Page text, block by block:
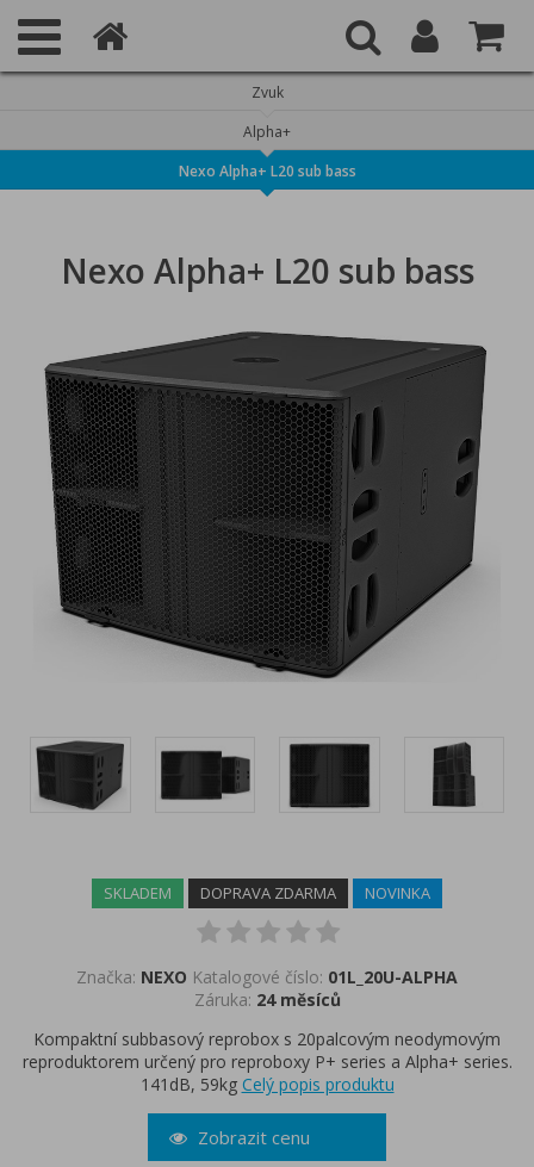
Zvuk
Alpha+
Nexo Alpha+ L20 sub bass
Nexo Alpha+ L20 sub bass
SKLADEM DOPRAVA ZDARMA NOVINKA
Značka: NEXO Katalogové číslo: 01L_20U-ALPHA
Záruka: 24 měsíců
Kompaktní subbasový reprobox s 20palcovým neodymovým
reproduktorem určený pro reproboxy P+ series a Alpha+ series.
141dB, 59kg Celý popis produktu
Zobrazit cenu